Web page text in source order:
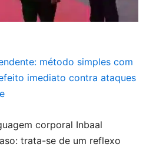
método simples com
imediato contra ataques
corporal Inbaal
trata-se de um reflexo